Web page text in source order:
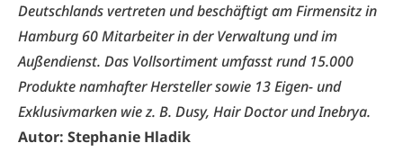
Deutschlands vertreten und beschäftigt am Firmensitz in
Hamburg 60 Mitarbeiter in der Verwaltung und im
Außendienst. Das Vollsortiment umfasst rund 15.000
Produkte namhafter Hersteller sowie 13 Eigen- und
Exklusivmarken wie z. B. Dusy, Hair Doctor und Inebrya.
Autor: Stephanie Hladik